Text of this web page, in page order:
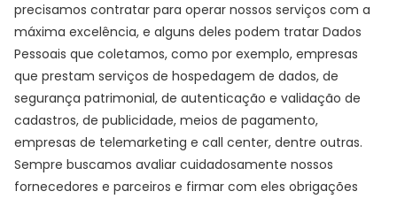
precisamos contratar para operar nossos serviços com a
máxima excelência, e alguns deles podem tratar Dados
Pessoais que coletamos, como por exemplo, empresas
que prestam serviços de hospedagem de dados, de
segurança patrimonial, de autenticação e validação de
cadastros, de publicidade, meios de pagamento,
empresas de telemarketing e call center, dentre outras.
Sempre buscamos avaliar cuidadosamente nossos
fornecedores e parceiros e firmar com eles obrigações